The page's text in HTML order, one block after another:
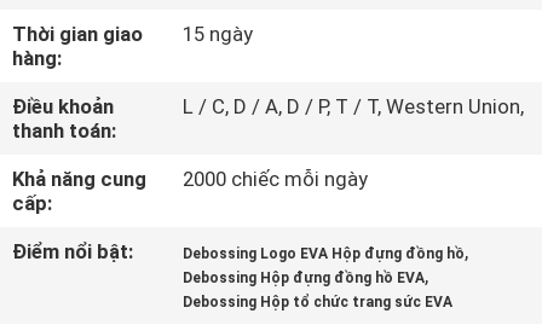
MÁY
KIỂM
SOÁT
CHẤT
LƯỢNG
Thời gian giao
hàng:
15 ngày
Điều khoản
thanh toán:
L / C, D / A, D / P, T / T, Western Union,
Khả năng cung
cấp:
2000 chiếc mỗi ngày
Điểm nổi bật: Debossing Logo EVA Hộp đựng đồng hồ,
Debossing Hộp đựng đồng hồ EVA,
Debossing Hộp tổ chức trang sức EVA